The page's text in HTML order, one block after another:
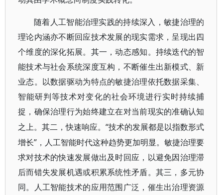
随着人工智能治理实践的持续深入，敏捷治理的
理论内涵亦不断回应技术发展的现实需求，呈现出四
个维度的深化拓展。其一，动态感知。持续迭代的智
能技术与社会系统深度互构，不断催生出新模式、新
业态。以数据驱动为特点的敏捷治理依托数据采集、
智能研判等技术对变化的社会环境进行实时持续捕
捉，确保治理行为始终建立在对当前现实的准确认知
之上。其二，快速响应。“技术的发展都是以指数形式
增长”，人工智能时代这种趋势更加明显。敏捷治理要
求对技术的快速发展做出及时回应，以避免因治理滞
后而错失发展机遇或积累系统性矛盾。其三，多元协
同。人工智能技术的应用范围广泛，催生出治理资源